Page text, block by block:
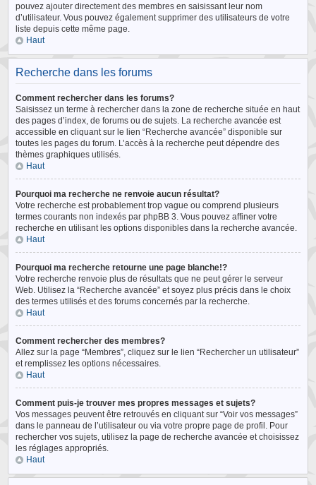
pouvez ajouter directement des membres en saisissant leur nom
d’utilisateur. Vous pouvez également supprimer des utilisateurs de votre
liste depuis cette même page.
Haut
Recherche dans les forums
Comment rechercher dans les forums?
Saisissez un terme à rechercher dans la zone de recherche située en haut
des pages d’index, de forums ou de sujets. La recherche avancée est
accessible en cliquant sur le lien “Recherche avancée” disponible sur
toutes les pages du forum. L’accès à la recherche peut dépendre des
thèmes graphiques utilisés.
Haut
Pourquoi ma recherche ne renvoie aucun résultat?
Votre recherche est probablement trop vague ou comprend plusieurs
termes courants non indexés par phpBB 3. Vous pouvez affiner votre
recherche en utilisant les options disponibles dans la recherche avancée.
Haut
Pourquoi ma recherche retourne une page blanche!?
Votre recherche renvoie plus de résultats que ne peut gérer le serveur
Web. Utilisez la “Recherche avancée” et soyez plus précis dans le choix
des termes utilisés et des forums concernés par la recherche.
Haut
Comment rechercher des membres?
Allez sur la page “Membres”, cliquez sur le lien “Rechercher un utilisateur”
et remplissez les options nécessaires.
Haut
Comment puis-je trouver mes propres messages et sujets?
Vos messages peuvent être retrouvés en cliquant sur “Voir vos messages”
dans le panneau de l’utilisateur ou via votre propre page de profil. Pour
rechercher vos sujets, utilisez la page de recherche avancée et choisissez
les réglages appropriés.
Haut